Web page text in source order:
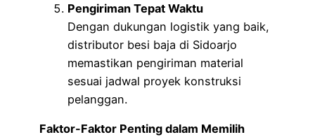
Pengiriman Tepat Waktu
Dengan dukungan logistik yang baik,
distributor besi baja di Sidoarjo
memastikan pengiriman material
sesuai jadwal proyek konstruksi
pelanggan.
Faktor-Faktor Penting dalam Memilih